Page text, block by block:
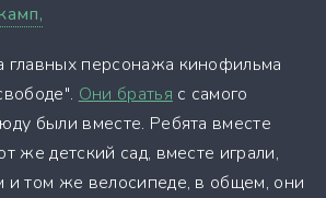
персонажа кинофильма
Они братья с самого
были вместе. Ребята вместе
же детский сад, вместе играли,
и том же велосипеде, в общем, они